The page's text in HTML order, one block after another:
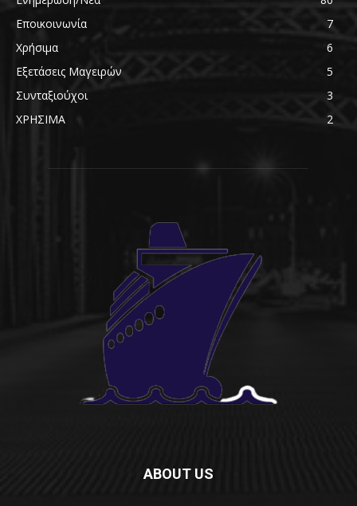
Εποικοινωνία
7
Χρήσιμα
6
Εξετάσεις Μαγειρών
5
Συνταξιούχοι
3
ΧΡΗΣΙΜΑ
2
ABOUT US